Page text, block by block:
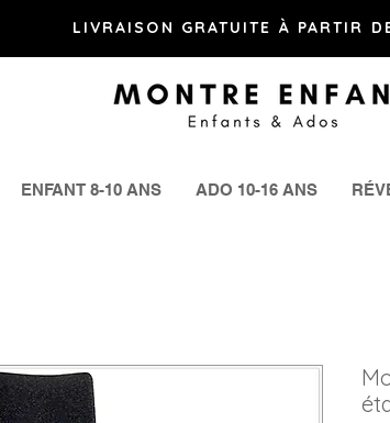
LIVRAISON GRATUITE À PARTIR
ENFANT 8-10 ANS ADO 10-16 ANS